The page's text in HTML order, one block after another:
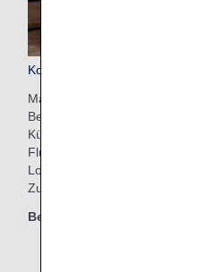
Kostenpflichtiger Lounge-
Machen Sie das Beste aus
Bereich. Genießen Sie
Küchenchefs, während Sie
Flughafen verbringen. Sie
Lounges zu ermäßigten
Zugang im Voraus über die
Berechtigte Klassen